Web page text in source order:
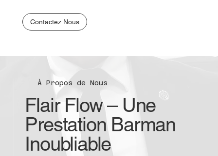
Contactez Nous
À Propos de Nous
Flair Flow – Une
Prestation Barman
Inoubliable